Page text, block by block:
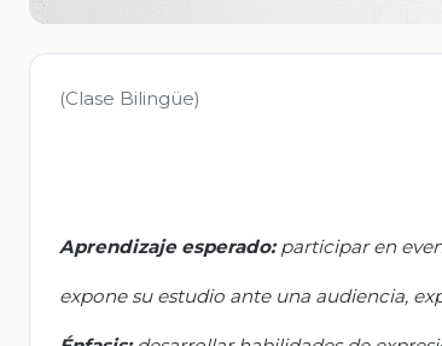
(Clase Bilingüe)
Aprendizaje esperado:participar en
expone su estudio ante una audiencia,